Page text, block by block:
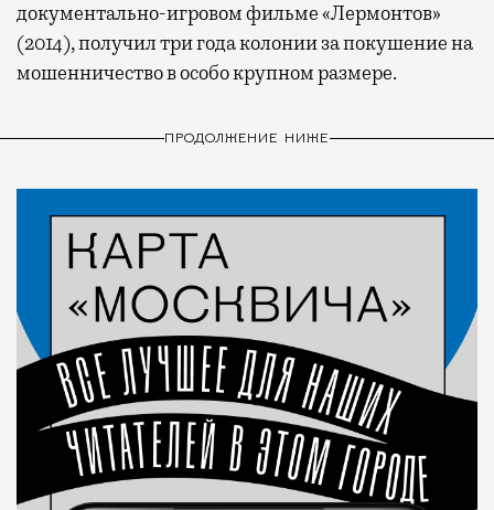
документально-игровом фильме «Лермонтов»
(2014), получил три года колонии за покушение на
мошенничество в особо крупном размере.
ПРОДОЛЖЕНИЕ НИЖЕ